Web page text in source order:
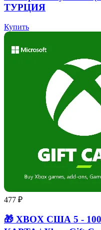
ТУРЦИЯ
Купить
477 ₽
🎁 XBOX США 5 -